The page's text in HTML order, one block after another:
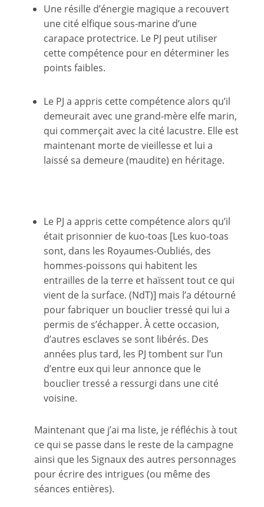
Une résille d’énergie magique a recouvert
une cité elfique sous-marine d’une
carapace protectrice. Le PJ peut utiliser
cette compétence pour en déterminer les
points faibles.
Le PJ a appris cette compétence alors qu’il
demeurait avec une grand-mère elfe marin,
qui commerçait avec la cité lacustre. Elle est
maintenant morte de vieillesse et lui a
laissé sa demeure (maudite) en héritage.
Le PJ a appris cette compétence alors qu’il
était prisonnier de kuo-toas [Les kuo-toas
sont, dans les Royaumes-Oubliés, des
hommes-poissons qui habitent les
entrailles de la terre et haïssent tout ce qui
vient de la surface. (NdT)] mais l’a détourné
pour fabriquer un bouclier tressé qui lui a
permis de s’échapper. À cette occasion,
d’autres esclaves se sont libérés. Des
années plus tard, les PJ tombent sur l’un
d’entre eux qui leur annonce que le
bouclier tressé a ressurgi dans une cité
voisine.
Maintenant que j’ai ma liste, je réfléchis à tout
ce qui se passe dans le reste de la campagne
ainsi que les Signaux des autres personnages
pour écrire des intrigues (ou même des
séances entières).